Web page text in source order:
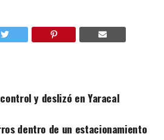
y deslizó en Yaracal
dentro de un estacionamiento